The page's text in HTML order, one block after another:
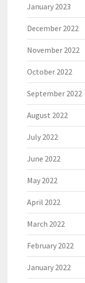
January 2023
December 2022
November 2022
October 2022
September 2022
August 2022
July 2022
June 2022
May 2022
April 2022
March 2022
February 2022
January 2022